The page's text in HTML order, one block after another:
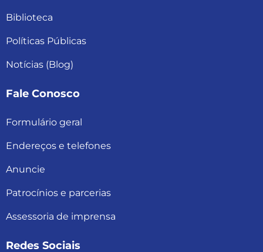
Biblioteca
Políticas Públicas
Notícias (Blog)
Fale Conosco
Formulário geral
Endereços e telefones
Anuncie
Patrocínios e parcerias
Assessoria de imprensa
Redes Sociais